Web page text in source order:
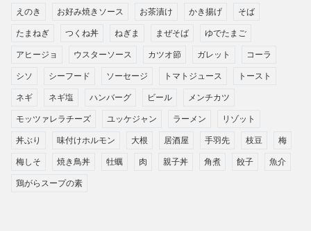
えのき お好み焼きソース お茶漬け かき揚げ そば
たまねぎ つくね丼 ねぎま まぜそば ゆでたまご
アヒージョ ウスターソース カツオ節 ガレット コーラ
シソ シーフード ソーセージ トマトジュース トースト
ネギ ネギ塩 ハンバーグ ビール メンチカツ
モッツァレラチーズ ユッケジャン ラーメン リゾット
丼ぶり 味付けホルモン 大根 居酒屋 手羽先 枝豆 梅
梅しそ 焼き鳥丼 牡蠣 肉 親子丼 角煮 餃子 魚介
鶏がらスープの素